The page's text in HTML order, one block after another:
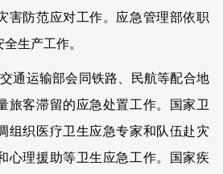
害防范应对工作。应急管理部依职
生产工作。
交通运输部会同铁路、民航等配合地
旅客滞留的应急处置工作。国家卫
组织医疗卫生应急专家和队伍赴灾
心理援助等卫生应急工作。国家疾